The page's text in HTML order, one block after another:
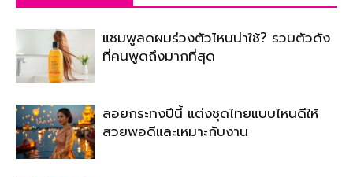
แชมพูลดผมร่วงตัวไหนน่าใช้? รวมตัวดัง
ที่คนพูดถึงมากที่สุด
ลอยกระทงปีนี้ แต่งชุดไทยแบบไหนดีให้
สวยพอดีและเหมาะกับงาน